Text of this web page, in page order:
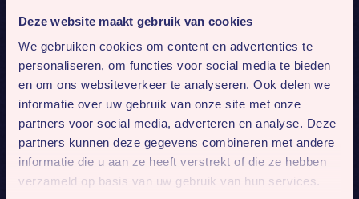
Deze website maakt gebruik van cookies
We gebruiken cookies om content en advertenties te
personaliseren, om functies voor social media te bieden
en om ons websiteverkeer te analyseren. Ook delen we
informatie over uw gebruik van onze site met onze
partners voor social media, adverteren en analyse. Deze
partners kunnen deze gegevens combineren met andere
informatie die u aan ze heeft verstrekt of die ze hebben
verzameld op basis van uw gebruik van hun services.